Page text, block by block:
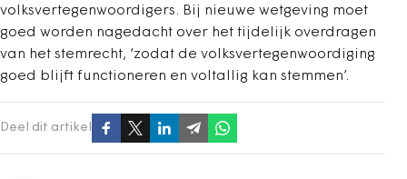
volksvertegenwoordigers. Bij nieuwe wetgeving moet
goed worden nagedacht over het tijdelijk overdragen
van het stemrecht, ‘zodat de volksvertegenwoordiging
goed blijft functioneren en voltallig kan stemmen’.
Deel dit artikel